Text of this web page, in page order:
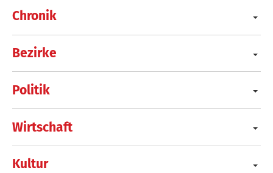
Chronik
Bezirke
Politik
Wirtschaft
Kultur